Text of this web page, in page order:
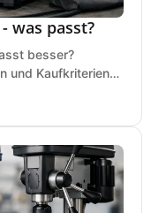
was passt?
besser?
und Kaufkriterien